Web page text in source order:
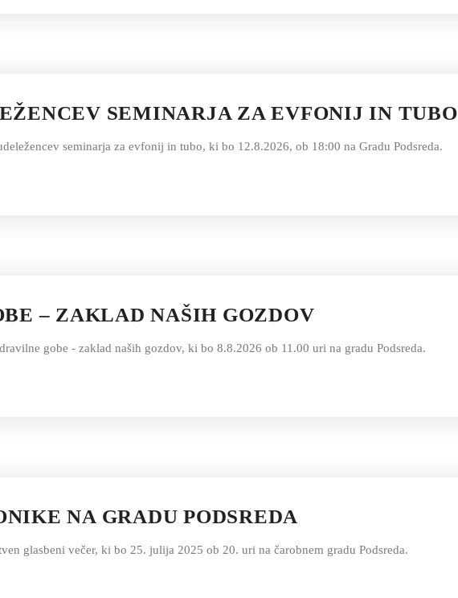
SEMINARJA ZA EVFONIJ IN TUBO
seminarja za evfonij in tubo, ki bo 12.8.2026, ob 18:00 na Gradu Podsreda.
– ZAKLAD NAŠIH GOZDOV
gobe - zaklad naših gozdov, ki bo 8.8.2026 ob 11.00 uri na gradu Podsreda.
NA GRADU PODSREDA
glasbeni večer, ki bo 25. julija 2025 ob 20. uri na čarobnem gradu Podsreda.